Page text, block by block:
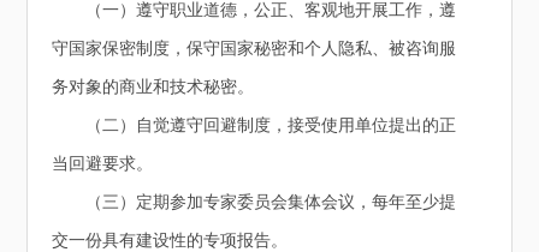
（一）遵守职业道德，公正、客观地开展工作，遵
守国家保密制度，保守国家秘密和个人隐私、被咨询服
务对象的商业和技术秘密。
（二）自觉遵守回避制度，接受使用单位提出的正
当回避要求。
（三）定期参加专家委员会集体会议，每年至少提
交一份具有建设性的专项报告。